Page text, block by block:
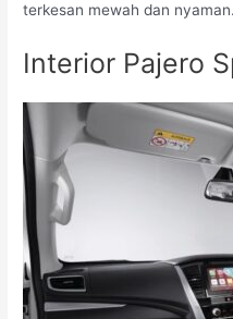
terkesan mewah dan nyaman.
Interior Pajero